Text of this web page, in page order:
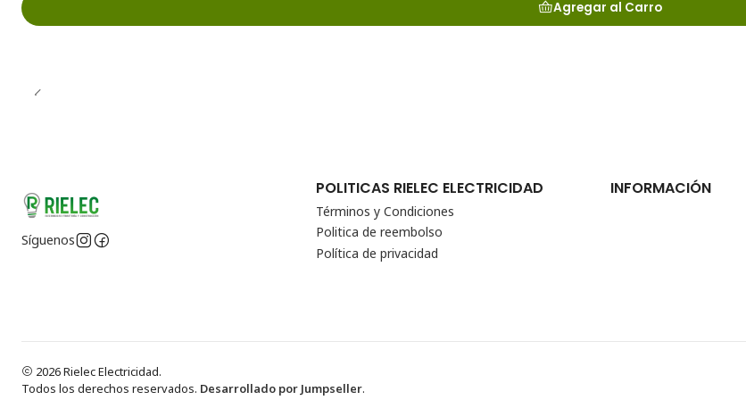
Agregar al Carro
Síguenos
POLITICAS RIELEC ELECTRICIDAD
Términos y Condiciones
Politica de reembolso
Política de privacidad
INFORMACIÓN
2026 Rielec Electricidad.
Todos los derechos reservados. Desarrollado por Jumpseller.